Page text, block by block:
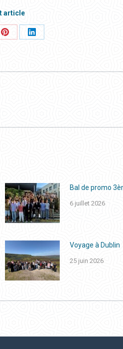
article
PartagerPartager
Bal de promo
6 juillet 2026
Voyage à Dublin
25 juin 2026